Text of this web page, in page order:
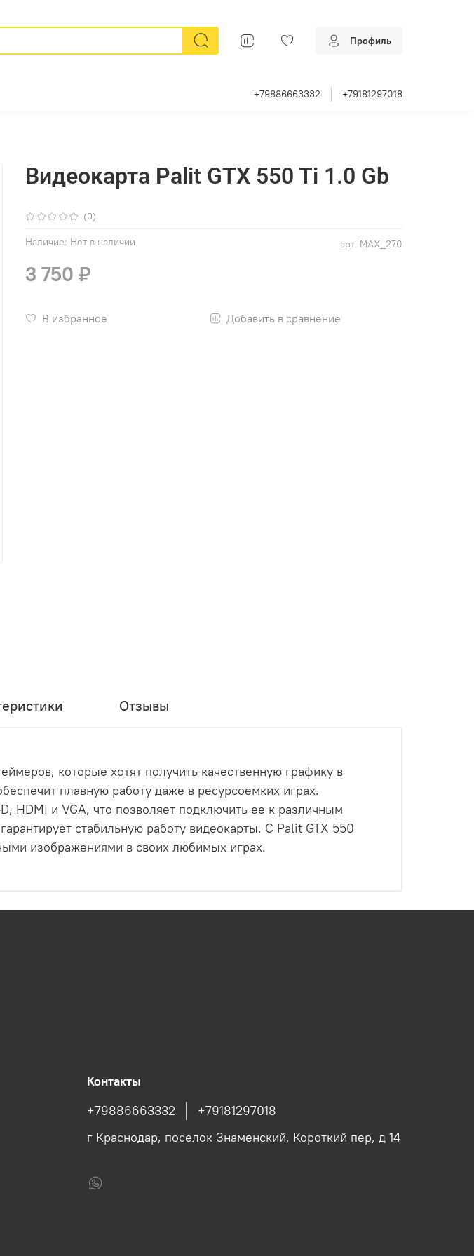
Профиль
+79886663332 +79181297018
(0)
арт. MAX_270
Наличие: Нет в наличии
Видеокарта Palit GTX 550 Ti 1.0 Gb
3 750 ₽
В избранное Добавить в сравнение
Отзывы
которые хотят получить качественную графику в
плавную работу даже в ресурсоемких играх.
и VGA, что позволяет подключить ее к различным
стабильную работу видеокарты. С Palit GTX 550
изображениями в своих любимых играх.
Контакты
+79886663332
+79181297018
г Краснодар, поселок Знаменский, Короткий пер, д 14